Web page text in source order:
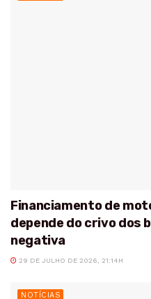
Financiamento de
depende do crivo dos
negativa
29 DE JULHO DE 2026, 21:14H
NOTÍCIAS